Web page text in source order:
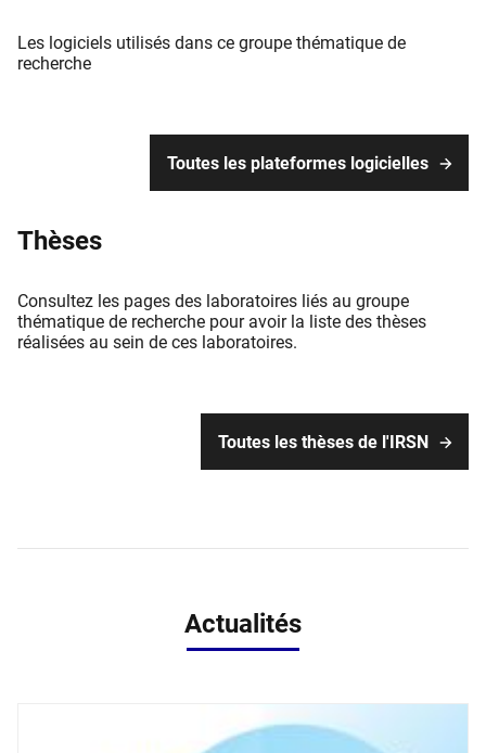
Les logiciels utilisés dans ce groupe thématique de
recherche
Toutes les plateformes logicielles
Thèses
Consultez les pages des laboratoires liés au groupe
thématique de recherche pour avoir la liste des thèses
réalisées au sein de ces laboratoires.
Toutes les thèses de l'IRSN
Actualités